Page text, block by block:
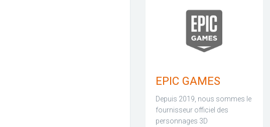
EPIC GAMES
Depuis 2019, nous sommes le
fournisseur officiel des
personnages 3D